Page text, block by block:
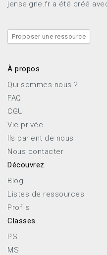
jenseigne.fr a été créé
Proposer une ressource
À propos
Qui sommes-nous ?
FAQ
CGU
Vie privée
Ils parlent de nous
Nous contacter
Découvrez
Blog
Listes de ressources
Profils
Classes
PS
MS